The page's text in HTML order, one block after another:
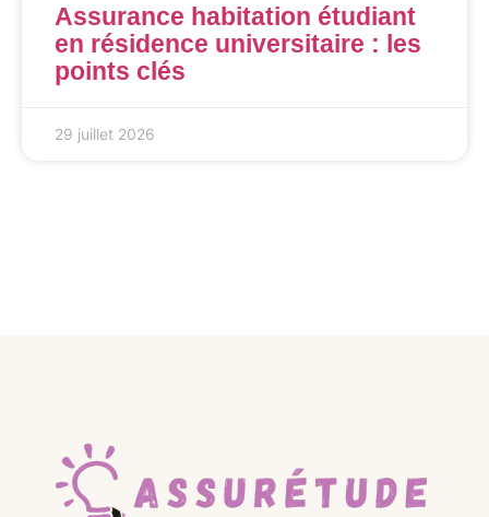
Assurance habitation étudiant
en résidence universitaire : les
points clés
29 juillet 2026